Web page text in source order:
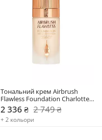
Тональний крем Airbrush
Flawless Foundation Charlotte
Tilbury
2 336 ₴ 2 749 ₴
+ 2 кольори